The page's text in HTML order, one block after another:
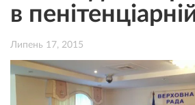
в
Липень 17, 2015